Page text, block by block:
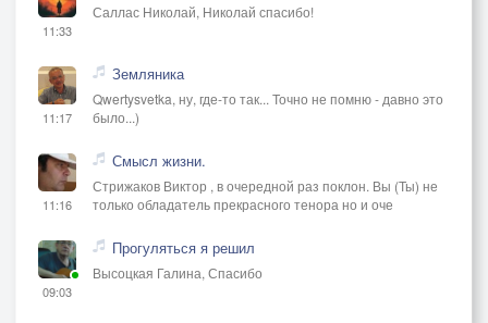
[Triumphant End, Female Vocal]
ты спросишь меня, … кто … я,
я отвечу тебе … ничего не таЯ,
я та, … кто переживает … за тебя,
я та, … кто не предаст тебя … никогда,
я та, … кто по-настоящему любит … тебя,
я та, …кто будет с тобою … всегда,
я ... твоё … второе … «я».
11:33
Саллас Николай, Николай спасибо!
11:17
Земляника
Qwertysvetka, ну, где-то так... Точно не помню - давно это
было...)
11:16
Смысл жизни.
Стрижаков Виктор , в очередной раз поклон. Вы (Ты) не
только обладатель прекрасного тенора но и оче
09:03
Прогуляться я решил
Высоцкая Галина, Спасибо